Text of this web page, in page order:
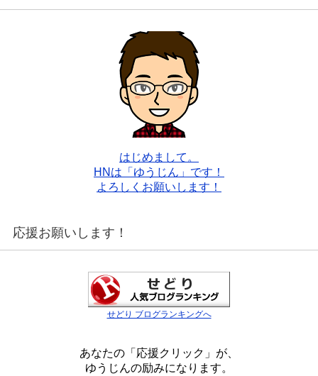
はじめまして。
HNは「ゆうじん」です！
よろしくお願いします！
応援お願いします！
せどり ブログランキングへ
あなたの「応援クリック」が、
ゆうじんの励みになります。